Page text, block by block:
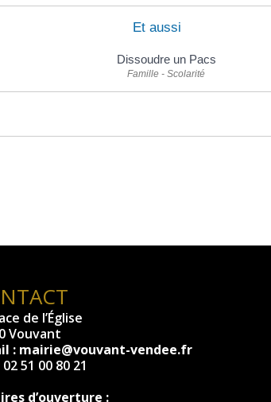
Et aussi
Dissoudre un Pacs
Famille - Scolarité
de l’Église
Vouvant
: mairie@vouvant-vendee.fr
02 51 00 80 21
d’ouverture :